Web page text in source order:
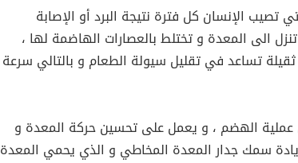
الإنسان كل فترة نتيجة البرد أو الإصابة
تنزل الى المعدة و تختلط بالعصارات الهاضمة لها ،
تساعد في تقليل سيولة الطعام و بالتالي سرعة
الهضم ، و يعمل على تحسين حركة المعدة و
سمك جدار المعدة المخاطي و الذي يحمي المعدة